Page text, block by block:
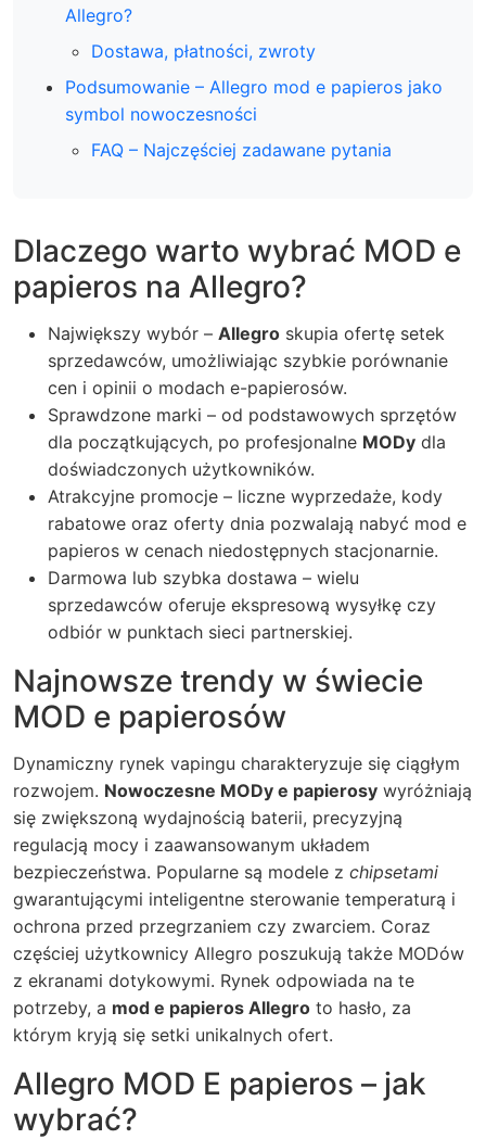
Allegro?
Dostawa, płatności, zwroty
Podsumowanie – Allegro mod e papieros jako
symbol nowoczesności
FAQ – Najczęściej zadawane pytania
Dlaczego warto wybrać MOD e
papieros na Allegro?
Największy wybór – Allegro skupia ofertę setek
sprzedawców, umożliwiając szybkie porównanie
cen i opinii o modach e-papierosów.
Sprawdzone marki – od podstawowych sprzętów
dla początkujących, po profesjonalne MODy dla
doświadczonych użytkowników.
Atrakcyjne promocje – liczne wyprzedaże, kody
rabatowe oraz oferty dnia pozwalają nabyć mod e
papieros w cenach niedostępnych stacjonarnie.
Darmowa lub szybka dostawa – wielu
sprzedawców oferuje ekspresową wysyłkę czy
odbiór w punktach sieci partnerskiej.
Najnowsze trendy w świecie
MOD e papierosów
Dynamiczny rynek vapingu charakteryzuje się ciągłym
rozwojem. Nowoczesne MODy e papierosy wyróżniają
się zwiększoną wydajnością baterii, precyzyjną
regulacją mocy i zaawansowanym układem
bezpieczeństwa. Popularne są modele z chipsetami
gwarantującymi inteligentne sterowanie temperaturą i
ochrona przed przegrzaniem czy zwarciem. Coraz
częściej użytkownicy Allegro poszukują także MODów
z ekranami dotykowymi. Rynek odpowiada na te
potrzeby, a mod e papieros Allegro to hasło, za
którym kryją się setki unikalnych ofert.
Allegro MOD E papieros – jak
wybrać?